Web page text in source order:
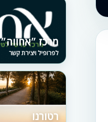
מרכז ״אחווה״
לפרופיל ויצירת קשר
רטורנו